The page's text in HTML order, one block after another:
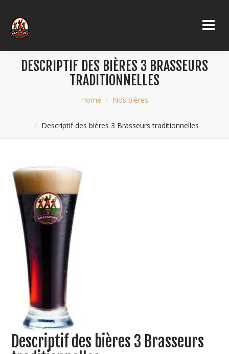
DESCRIPTIF DES BIÈRES 3 BRASSEURS
TRADITIONNELLES
Home Nos bières
Descriptif des bières 3 Brasseurs traditionnelles
Descriptif des bières 3 Brasseurs